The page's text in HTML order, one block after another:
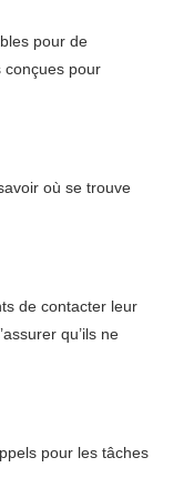
pour de
conçues pour
où se trouve
de contacter leur
qu’ils ne
pour les tâches